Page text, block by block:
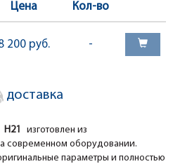
Цена Кол-во
200 руб. -
доставка
изготовлен из
современном оборудовании.
параметры и полностью